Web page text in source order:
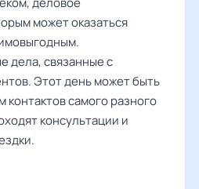
может оказаться
дела, связанные с
Этот день может быть
самого разного
консультации и